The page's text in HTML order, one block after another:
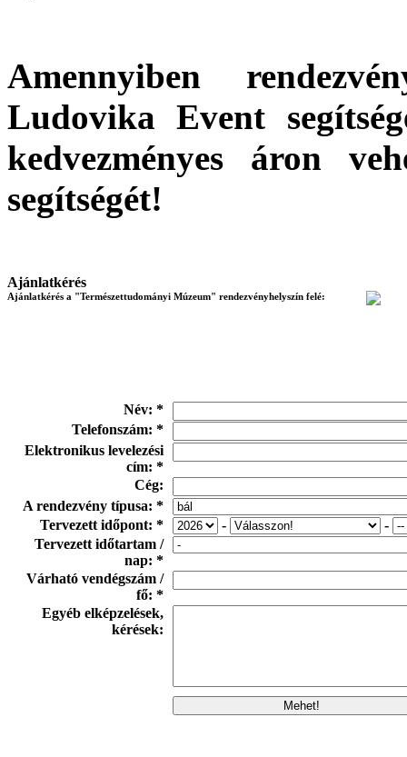
Amennyiben
Ludovika Event
kedvezményes áron
segítségét!
Ajánlatkérés
Ajánlatkérés a "Természettudományi Múzeum" rendezvényhelyszín felé:
Név: *
Telefonszám: *
Elektronikus levelezési
cím: *
Cég:
A rendezvény típusa: *
Tervezett időpont: *
-
-
Tervezett időtartam /
nap: *
Várható vendégszám /
fő: *
Egyéb elképzelések,
kérések: